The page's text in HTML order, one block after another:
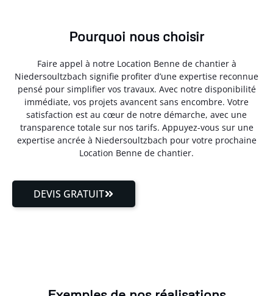
Pourquoi nous choisir
Faire appel à notre Location Benne de chantier à
Niedersoultzbach signifie profiter d’une expertise reconnue
pensé pour simplifier vos travaux. Avec notre disponibilité
immédiate, vos projets avancent sans encombre. Votre
satisfaction est au cœur de notre démarche, avec une
transparence totale sur nos tarifs. Appuyez-vous sur une
expertise ancrée à Niedersoultzbach pour votre prochaine
Location Benne de chantier.
DEVIS GRATUIT